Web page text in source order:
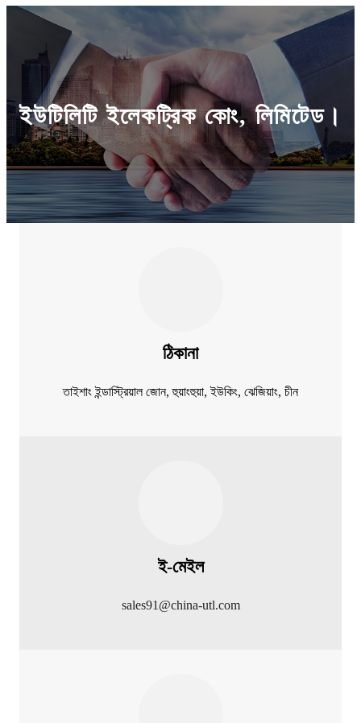
ইউটিলিটি ইলেকট্রিক কোং, লিমিটেড।
ঠিকানা
তাইশাং ইন্ডাস্ট্রিয়াল জোন, হুয়াংহুয়া, ইউকিং, ঝেজিয়াং, চীন
ই-মেইল
sales91@china-utl.com